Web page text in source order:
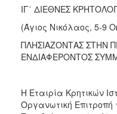
2020
2019
2018
2017
2015
ΙΓ΄ ΔΙΕΘΝΕΣ
(Άγιος Νικόλαος, 5-9
ΠΛΗΣΙΑΖΟΝΤΑΣ ΣΤΗΝ
ΕΝΔΙΑΦΕΡΟΝΤΟΣ
Η Εταιρία Κρητικών
Οργανωτική Επιτροπή